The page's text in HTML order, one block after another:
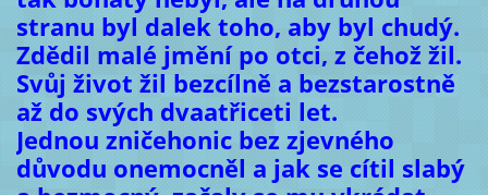
stranu byl dalek toho, aby byl chudý.
Zdědil malé jmění po otci, z čehož žil.
Svůj život žil bezcílně a bezstarostně
až do svých dvaatřiceti let.
Jednou zničehonic bez zjevného
důvodu onemocněl a jak se cítil slabý